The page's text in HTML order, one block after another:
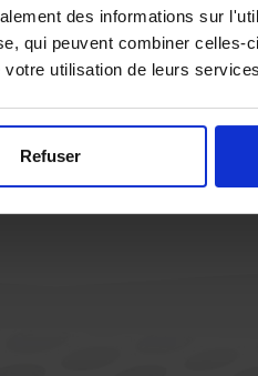
des informations sur
qui peuvent combiner celles-
utilisation de leurs
Refuser